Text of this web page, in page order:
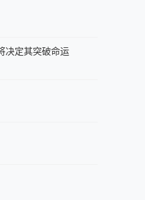
决定其突破命运